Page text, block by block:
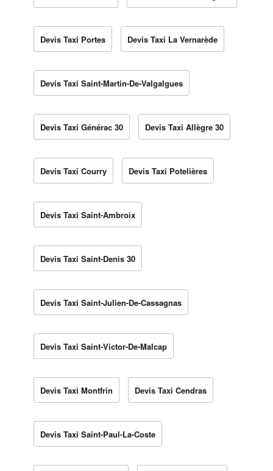
Devis Taxi Portes Devis Taxi La Vernarède
Devis Taxi Saint-Martin-De-Valgalgues
Devis Taxi Générac 30 Devis Taxi Allègre 30
Devis Taxi Courry Devis Taxi Potelières
Devis Taxi Saint-Ambroix
Devis Taxi Saint-Denis 30
Devis Taxi Saint-Julien-De-Cassagnas
Devis Taxi Saint-Victor-De-Malcap
Devis Taxi Montfrin Devis Taxi Cendras
Devis Taxi Saint-Paul-La-Coste